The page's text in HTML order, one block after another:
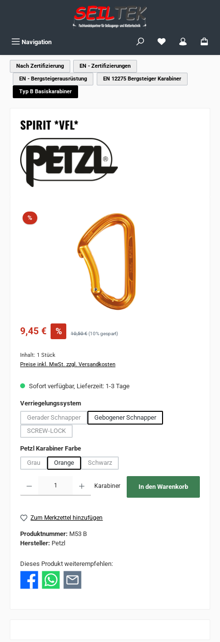
Navigation Du hast 0
Nach Zertifizierung
EN - Zertifizierungen
EN - Bergsteigerausrüstung
EN 12275 Bergsteiger Karabiner
Typ B Basiskarabiner
SPIRIT *VFL*
% Rabatt
Verkaufspreis:
9,45 € % Regulärer Preis:
10,50 €(10% gespart)
Inhalt: 1 Stück
Preise inkl. MwSt. zzgl. Versandkosten
Sofort verfügbar, Lieferzeit: 1-3 Tage
Verriegelungssystemauswählen
Gerader Schnapper
(Diese Option ist zurzeit nicht verfügbar.)
Gebogener Schnapper
SCREW-LOCK
(Diese Option ist zurzeit nicht verfügbar.)
Petzl Karabiner Farbeauswählen
Grau
(Diese Option ist zurzeit nicht verfügbar.)
Orange Schwarz
(Diese Option ist zurzeit nicht verfügbar.)
Karabiner In den Warenkorb
Zum Merkzettel hinzufügen
Produktnummer: M53 B
Hersteller: Petzl
Dieses Produkt weiterempfehlen: